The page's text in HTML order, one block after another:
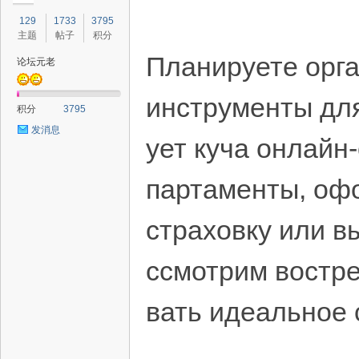
129
主题
1733
帖子
3795
积分
论坛元老
积分
3795
发消息
Планируете
инструменты
ует куча
партаменты,
страховку или
ссмотрим
вать идеальное